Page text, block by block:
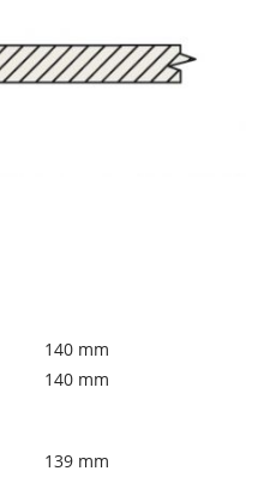
140 mm
140 mm
139 mm